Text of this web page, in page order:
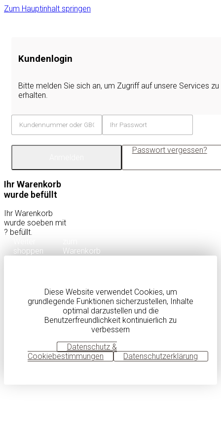
Zum Hauptinhalt springen
Kundenlogin
Bitte melden Sie sich an, um Zugriff auf unsere Services zu
erhalten.
Passwort vergessen?
Ihr Warenkorb
wurde befüllt
Ihr Warenkorb
wurde soeben mit
? befüllt.
shoppen
Warenkorb
Diese Website verwendet Cookies, um
grundlegende Funktionen sicherzustellen, Inhalte
optimal darzustellen und die
Benutzerfreundlichkeit kontinuierlich zu
verbessern
Datenschutz &
Cookiebestimmungen
Datenschutzerklärung